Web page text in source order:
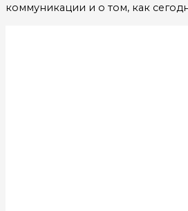
коммуникации и о том, как